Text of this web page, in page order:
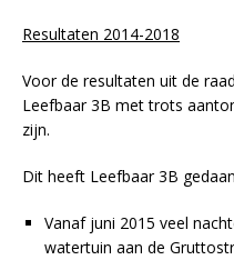
Resultaten 2014-2018
Voor de resultaten uit de
Leefbaar 3B met trots
zijn.
Dit heeft Leefbaar 3B
Vanaf juni 2015 veel
watertuin aan de